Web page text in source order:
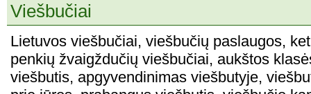
Viešbučiai
Lietuvos viešbučiai, viešbučių paslaugos,
penkių žvaigždučių viešbučiai, aukštos
viešbutis, apgyvendinimas viešbutyje,